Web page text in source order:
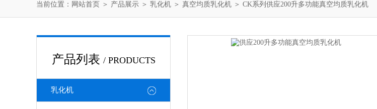
当前位置： 网站首页 ＞ 产品展示 ＞ 乳化机 ＞ 真空均质乳化机 ＞ CK系列供应200升多功能真空均质乳化机
产品列表 / PRODUCTS
乳化机